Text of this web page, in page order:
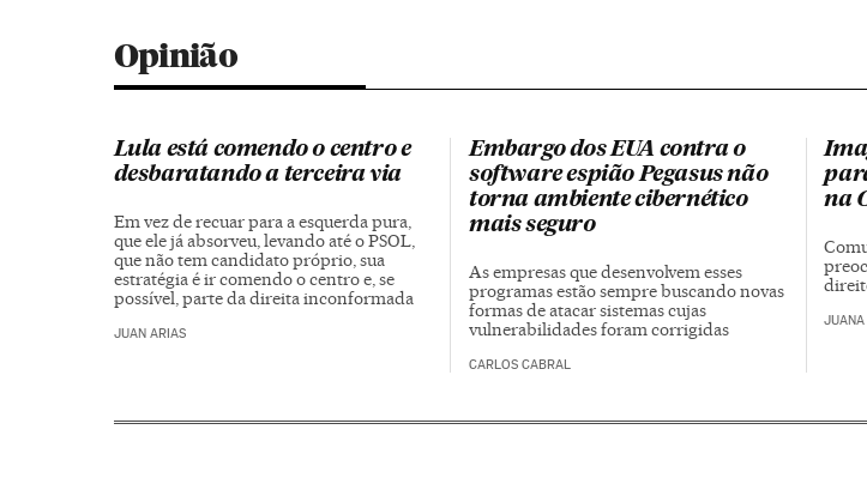
Opinião
Lula está comendo o centro e
desbaratando a terceira via
JUAN ARIAS
Em vez de recuar para a esquerda pura,
que ele já absorveu, levando até o PSOL,
que não tem candidato próprio, sua
estratégia é ir comendo o centro e, se
possível, parte da direita inconformada
Embargo dos EUA contra o
software espião Pegasus não
torna ambiente cibernético
mais seguro
CARLOS CABRAL
As empresas que desenvolvem esses
programas estão sempre buscando novas
formas de atacar sistemas cujas
vulnerabilidades foram corrigidas
na